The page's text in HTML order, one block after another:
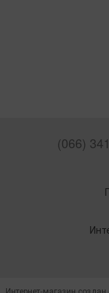
(066)
Интернет-магазин